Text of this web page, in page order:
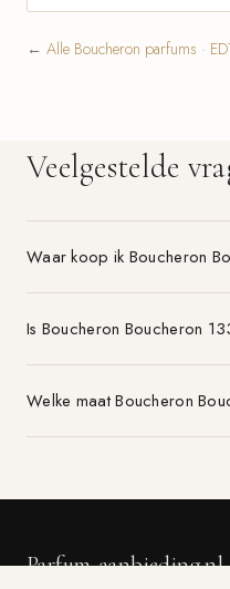
← Alle Boucheron parfums ·
Veelgestelde
Waar koop ik Boucheron
Is Boucheron Boucheron
Welke maat Boucheron
Parfum-aanbieding.nl